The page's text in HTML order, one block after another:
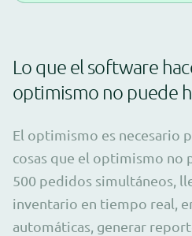
Lo que el software
optimismo no puede
El optimismo es necesario
cosas que el optimismo no
500 pedidos simultáneos,
inventario en tiempo real,
automáticas, generar